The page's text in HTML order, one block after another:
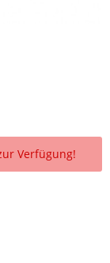
Verfügung!